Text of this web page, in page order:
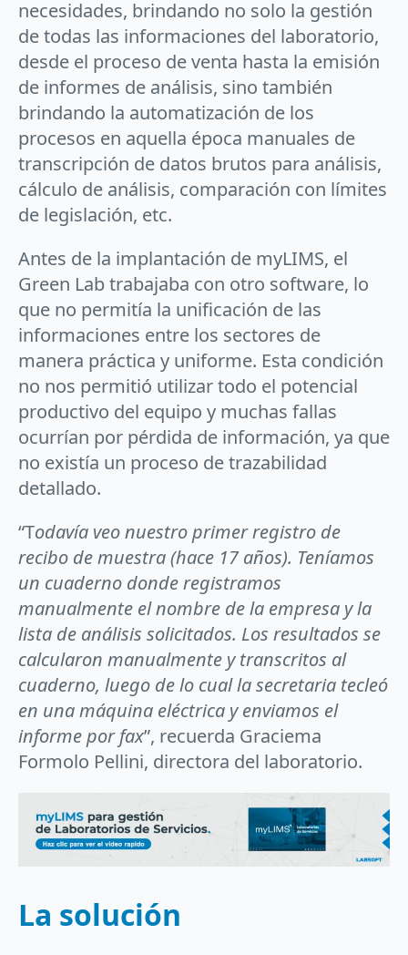
necesidades, brindando no solo la gestión
de todas las informaciones del laboratorio,
desde el proceso de venta hasta la emisión
de informes de análisis, sino también
brindando la automatización de los
procesos en aquella época manuales de
transcripción de datos brutos para análisis,
cálculo de análisis, comparación con límites
de legislación, etc.
Antes de la implantación de myLIMS, el
Green Lab trabajaba con otro software, lo
que no permitía la unificación de las
informaciones entre los sectores de
manera práctica y uniforme. Esta condición
no nos permitió utilizar todo el potencial
productivo del equipo y muchas fallas
ocurrían por pérdida de información, ya que
no existía un proceso de trazabilidad
detallado.
“Todavía veo nuestro primer registro de
recibo de muestra (hace 17 años). Teníamos
un cuaderno donde registramos
manualmente el nombre de la empresa y la
lista de análisis solicitados. Los resultados se
calcularon manualmente y transcritos al
cuaderno, luego de lo cual la secretaria tecleó
en una máquina eléctrica y enviamos el
informe por fax”, recuerda Graciema
Formolo Pellini, directora del laboratorio.
La solución